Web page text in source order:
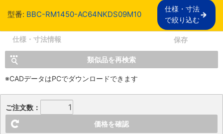
型番: BBC-RM1450-AC64NKDS09M10
仕様・寸法
で絞り込む
仕様・寸法情報 保存
類似品を再検索
※CADデータはPCでダウンロードできます
ご注文数：
価格を確認